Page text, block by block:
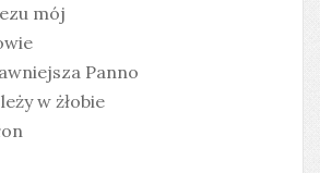
mój
Panno
w żłobie